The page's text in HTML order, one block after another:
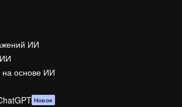
ИИ
на основе ИИ
Новое